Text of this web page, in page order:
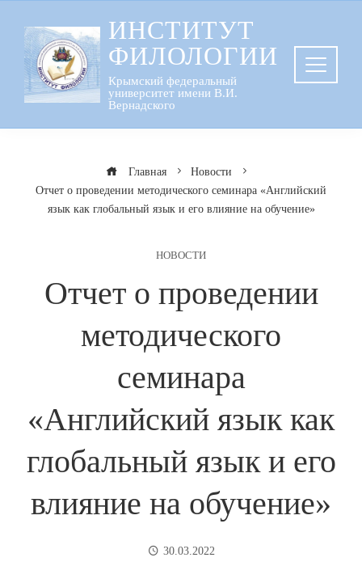
содержанию
ИНСТИТУТ
ФИЛОЛОГИИ
Крымский федеральный
университет имени В.И.
Вернадского
Главная
Новости
Отчет о проведении методического семинара «Английский
язык как глобальный язык и его влияние на обучение»
НОВОСТИ
Отчет о проведении
методического
семинара
«Английский язык как
глобальный язык и его
влияние на обучение»
30.03.2022